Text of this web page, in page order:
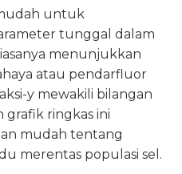
untuk
tunggal dalam
menunjukkan
atau pendarfluor
y mewakili bilangan
grafik ringkas ini
mudah tentang
merentas populasi sel.